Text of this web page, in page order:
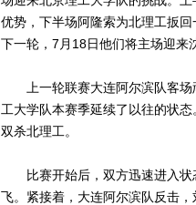
优势，下半场阿隆索为北理工扳
下一轮，7月18日他们将主场迎来
上一轮联赛大连阿尔滨队客场
工大学队本赛季延续了以往的状
双杀北理工。
比赛开始后，双方迅速进入状
飞。紧接着，大连阿尔滨队反击